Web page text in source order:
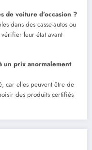
de voiture d’occasion ?
dans des casse-autos ou
leur état avant
prix anormalement
car elles peuvent être de
des produits certifiés